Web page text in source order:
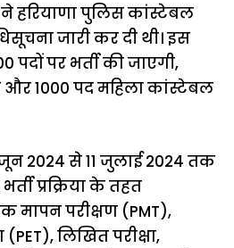
हरियाणा पुलिस कांस्टेबल
जारी कर दी थी। इस
पर भर्ती की जाएगी,
1000 पद महिला कांस्टेबल
2024 से 11 जुलाई 2024 तक
प्रक्रिया के तहत
मापन परीक्षण (PMT),
(PET), लिखित परीक्षा,